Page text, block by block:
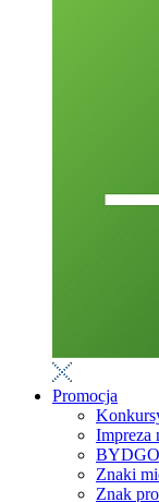
Promocja
Impreza
Znaki
Znak